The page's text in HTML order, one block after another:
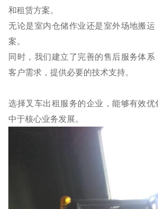
和租赁方案。
无论是室内仓储作业还是室外场地搬
案。
同时，我们建立了完善的售后服务体
客户需求，提供必要的技术支持。
选择叉车出租服务的企业，能够有效
中于核心业务发展。